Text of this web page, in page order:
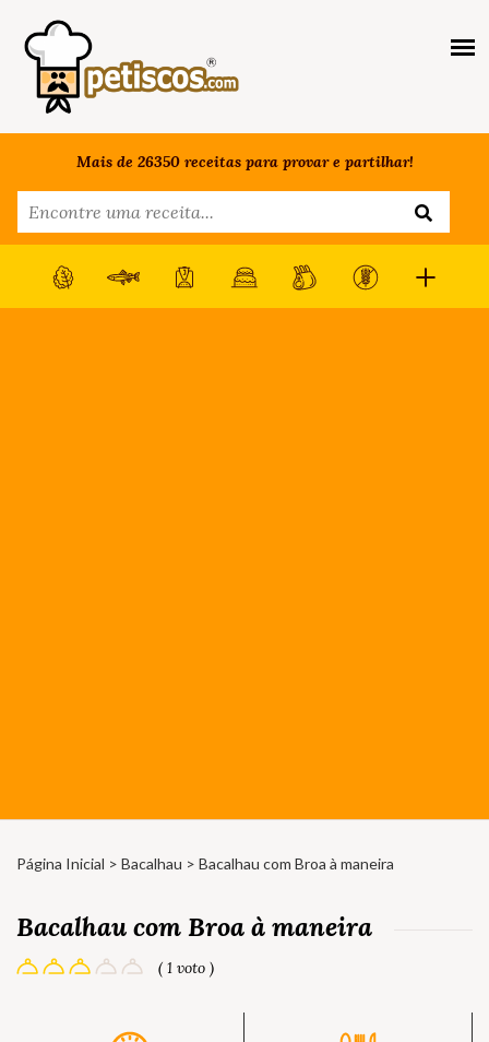
Mais de 26350 receitas para provar e partilhar!
Página Inicial > Bacalhau > Bacalhau com Broa à maneira
Bacalhau com Broa à maneira
( 1 voto )